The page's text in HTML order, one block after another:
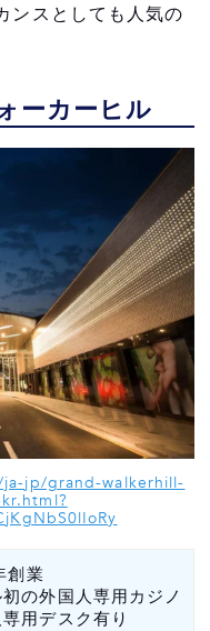
ンスとしても人気の
ーカーヒル
jp/grand-walkerhill-
創業
初の外国人専用カジノ
専用デスク有り